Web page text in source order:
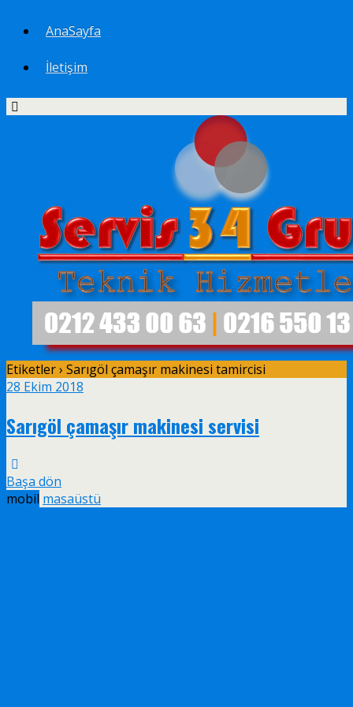
AnaSayfa
İletişim
Etiketler › Sarıgöl çamaşır makinesi tamircisi
28 Ekim 2018
Sarıgöl çamaşır makinesi servisi
Başa dön
mobil masaüstü